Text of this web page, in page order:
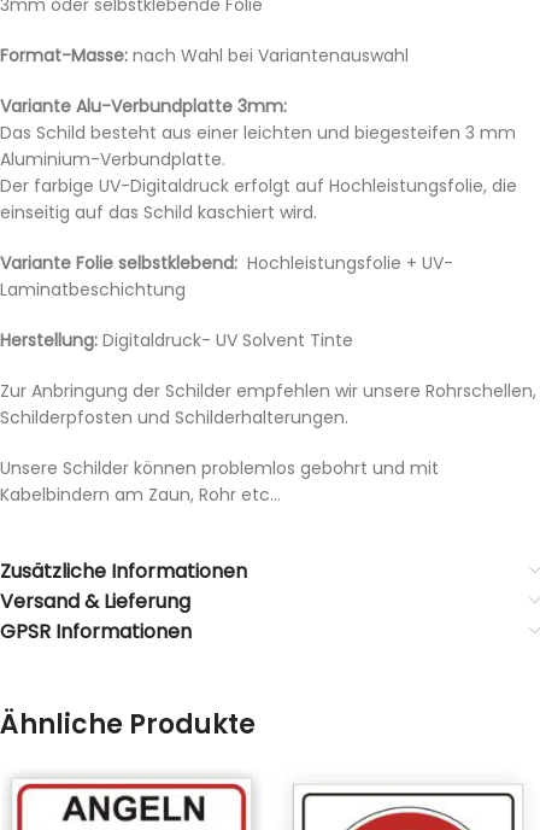
3mm oder selbstklebende Folie
Format-Masse: nach Wahl bei Variantenauswahl
Variante Alu-Verbundplatte 3mm:
Das Schild besteht aus einer leichten und biegesteifen 3 mm
Aluminium-Verbundplatte.
Der farbige UV-Digitaldruck erfolgt auf Hochleistungsfolie, die
einseitig auf das Schild kaschiert wird.
Variante Folie selbstklebend: Hochleistungsfolie + UV-
Laminatbeschichtung
Herstellung: Digitaldruck- UV Solvent Tinte
Zur Anbringung der Schilder empfehlen wir unsere Rohrschellen,
Schilderpfosten und Schilderhalterungen.
Unsere Schilder können problemlos gebohrt und mit
Kabelbindern am Zaun, Rohr etc…
Zusätzliche Informationen
Versand & Lieferung
GPSR Informationen
Ähnliche Produkte